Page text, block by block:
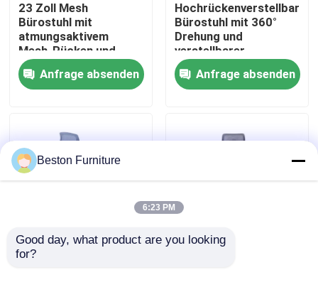
Werksbesichtigung
Qualitätskontrolle
Nachrichten
Blog
23 Zoll Mesh
Bürostuhl mit
atmungsaktivem
Mesh-Rücken und
festen Armlehnen
drehbarer Dreh-Task-
Sessel
Anfrage absenden
Hochrückenverstellbarer
Bürostuhl mit 360°
Drehung und
verstellbarer
Kopfstütze
Anfrage absenden
Grau-Blau-Lifthilfe-
Beston Furniture
6:23 PM
Good day, what product are you looking
for?